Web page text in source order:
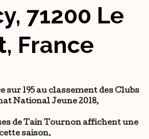
71200 Le
France
sur 195 au classement des Clubs
National Jeune 2018,
de Tain Tournon affichent une
saison.